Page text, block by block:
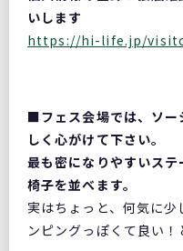
いします
https://hi-life.jp/
■フェス会場では、ソー
しく心がけて下さい。
最も密になりやすいス
椅子を並べます。
実はちょっと、何気に
ンピングっぽくて良い！